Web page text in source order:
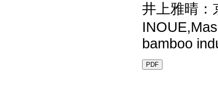
井上雅晴：
bamboo
PDF